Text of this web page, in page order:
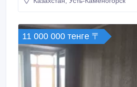
11 000 000 тенге 〒